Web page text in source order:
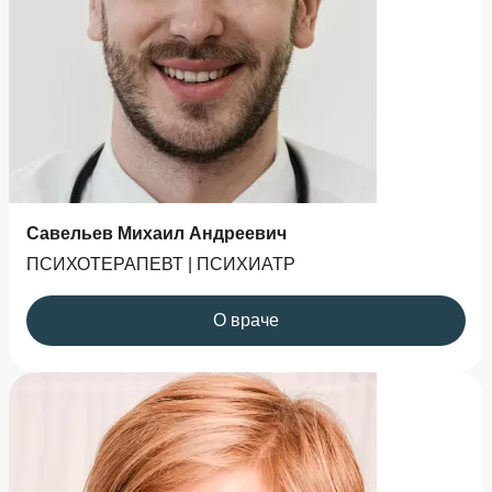
случаях могут возникать аллергические реакции
или индивидуальная непереносимость
препарата, поэтому важно, чтобы кодирование
проводилось под контролем
квалифицированного врача.
Савельев Михаил Андреевич
ПСИХОТЕРАПЕВТ | ПСИХИАТР
О враче